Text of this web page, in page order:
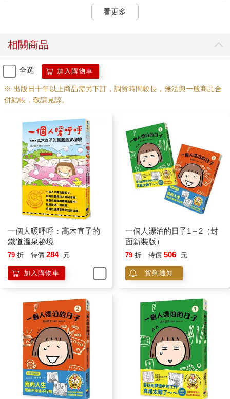
看更多
相關商品
全選 加入購物車
※ 出版日十年以上商品需另下訂，調貨時間較長，無法與一般商品合
併結帳，敬請見諒。
一個人暖呼呼：高木直子的
鐵道溫泉祕境
79 折 特價 284 元
加入購物車
一個人漂泊的日子1＋2（封
面新裝版）
79 折 特價 506 元
貨到通知